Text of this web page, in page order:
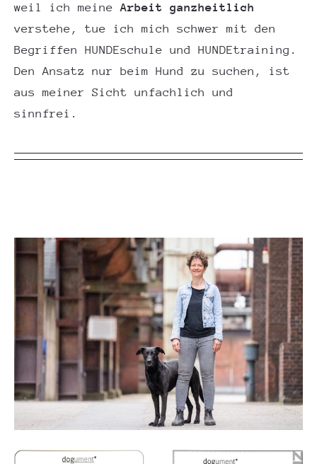
weil ich meineArbeit ganzheitlich
verstehe, tue ich mich schwer mit den
Begriffen HUNDEschule und HUNDEtraining.
Den Ansatz nur beim Hund zu suchen, ist
aus meiner Sicht unfachlich und
sinnfrei.